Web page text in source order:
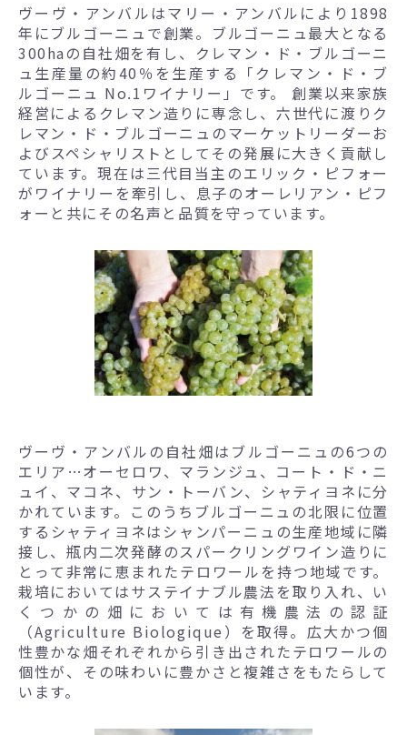
ヴーヴ・アンバルはマリー・アンバルにより1898
年にブルゴーニュで創業。ブルゴーニュ最大となる
300haの自社畑を有し、クレマン・ド・ブルゴーニ
ュ生産量の約40％を生産する「クレマン・ド・ブ
ルゴーニュ No.1ワイナリー」です。 創業以来家族
経営によるクレマン造りに専念し、六世代に渡りク
レマン・ド・ブルゴーニュのマーケットリーダーお
よびスペシャリストとしてその発展に大きく貢献し
ています。現在は三代目当主のエリック・ピフォー
がワイナリーを牽引し、息子のオーレリアン・ピフ
ォーと共にその名声と品質を守っています。
ヴーヴ・アンバルの自社畑はブルゴーニュの6つの
エリア…オーセロワ、マランジュ、コート・ド・ニ
ュイ、マコネ、サン・トーバン、シャティヨネに分
かれています。このうちブルゴーニュの北限に位置
するシャティヨネはシャンパーニュの生産地域に隣
接し、瓶内二次発酵のスパークリングワイン造りに
とって非常に恵まれたテロワールを持つ地域です。
栽培においてはサステイナブル農法を取り入れ、い
くつかの畑においては有機農法の認証
（Agriculture Biologique）を取得。広大かつ個
性豊かな畑それぞれから引き出されたテロワールの
個性が、その味わいに豊かさと複雑さをもたらして
います。